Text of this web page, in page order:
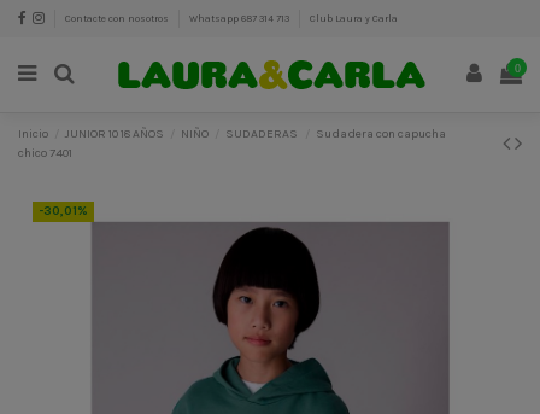
Contacte con nosotros Whatsapp 687 314 713 Club Laura y Carla
0
Inicio JUNIOR 10 18 AÑOS NIÑO SUDADERAS
Sudadera con capucha
chico 7401
-30,01%